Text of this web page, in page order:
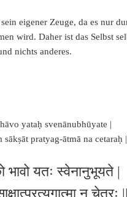
eigener Zeuge, da es nur
wird. Daher ist das Selbst
nichts anderes.
yataḥ svenānubhūyate |
sākṣāt pratyag-ātmā na cetaraḥ
भावो यतः स्वेनानुभूयते |
न चेतरः